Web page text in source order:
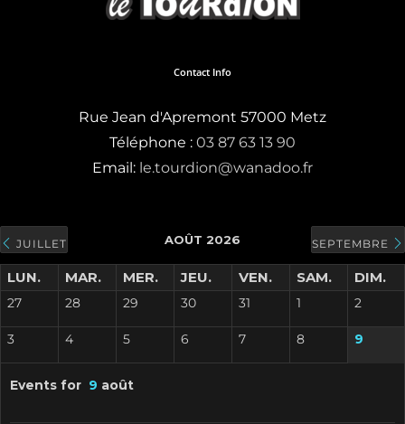
Contact Info
Rue Jean d'Apremont 57000 Metz
Téléphone : 03 87 63 13 90
Email: le.tourdion@wanadoo.fr
JUILLET AOÛT 2026 SEPTEMBRE
LUN. MAR. MER. JEU. VEN. SAM. DIM.
27 28 29 30 31 1 2
3 4 5 6 7 8 9
Events for 9 août